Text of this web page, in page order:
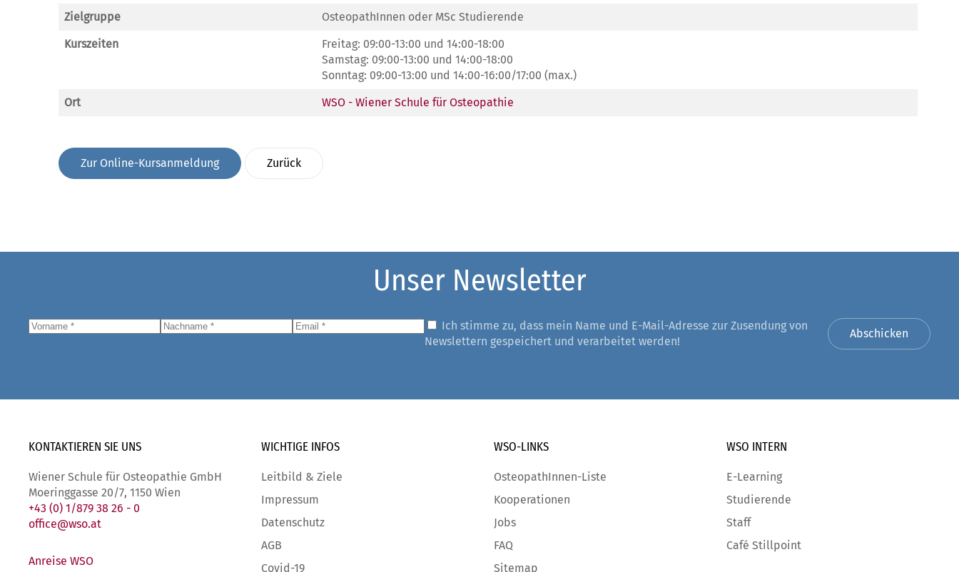
Zielgruppe
OsteopathInnen oder MSc Studierende
Kurszeiten
Freitag: 09:00-13:00 und 14:00-18:00
Samstag: 09:00-13:00 und 14:00-18:00
Sonntag: 09:00-13:00 und 14:00-16:00/17:00 (max.)
Ort
WSO - Wiener Schule für Osteopathie
Zur Online-Kursanmeldung Zurück
Unser Newsletter
Ich stimme zu, dass mein Name und E-Mail-Adresse zur Zusendung von
Newslettern gespeichert und verarbeitet werden!
Abschicken
KONTAKTIEREN SIE UNS
Wiener Schule für Osteopathie GmbH
Moeringgasse 20/7, 1150 Wien
+43 (0) 1/879 38 26 - 0
office@wso.at
Anreise WSO
WICHTIGE INFOS
Leitbild & Ziele
Impressum
Datenschutz
AGB
Covid-19
WSO-LINKS
OsteopathInnen-Liste
Kooperationen
Jobs
FAQ
Sitemap
WSO INTERN
E-Learning
Studierende
Staff
Café Stillpoint